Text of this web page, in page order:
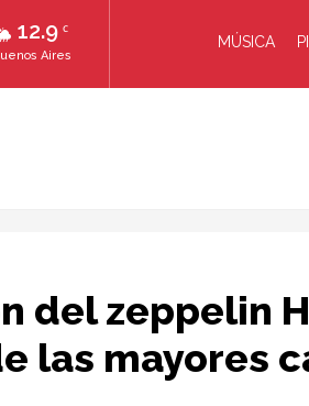
12.9 C
Aires
MÚSICA
del zeppelin
las mayores